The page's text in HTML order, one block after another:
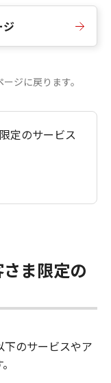
ジ
ジに戻ります。
定のサービス
ま限定の
下のサービスやア